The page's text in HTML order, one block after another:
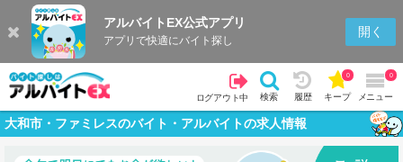
アルバイトEX公式アプリ
アプリで快適にバイト探し
開く
ログアウト中 検索 履歴 キープ
0
メニュー
0
大和市・ファミレスのバイト・アルバイトの求人情報